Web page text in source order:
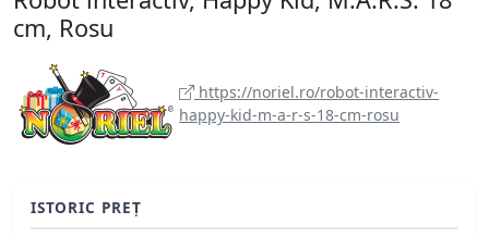
cm, Rosu
https://noriel.ro/robot-interactiv-
happy-kid-m-a-r-s-18-cm-rosu
ISTORIC PREȚ